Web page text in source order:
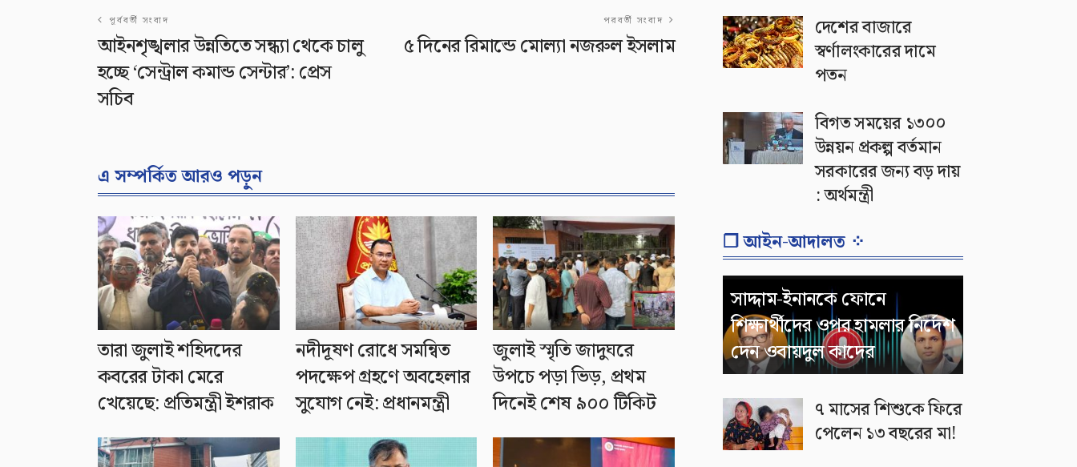
পূর্ববর্তী সংবাদ
আইনশৃঙ্খলার উন্নতিতে সন্ধ্যা থেকে চালু
হচ্ছে ‘সেন্ট্রাল কমান্ড সেন্টার’: প্রেস
সচিব
পরবর্তী সংবাদ
৫ দিনের রিমান্ডে মোল্যা নজরুল ইসলাম
এ সম্পর্কিত আরও পড়ুন
তারা জুলাই শহিদদের
কবরের টাকা মেরে
খেয়েছে: প্রতিমন্ত্রী ইশরাক
নদীদূষণ রোধে সমন্বিত
পদক্ষেপ গ্রহণে অবহেলার
সুযোগ নেই: প্রধানমন্ত্রী
জুলাই স্মৃতি জাদুঘরে
উপচে পড়া ভিড়, প্রথম
দিনেই শেষ ৯০০ টিকিট
দেশের বাজারে
স্বর্ণালংকারের দামে
পতন
বিগত সময়ের ১৩০০
উন্নয়ন প্রকল্প বর্তমান
সরকারের জন্য বড় দায়
: অর্থমন্ত্রী
❐ আইন-আদালত ⁘
সাদ্দাম-ইনানকে ফোনে
শিক্ষার্থীদের ওপর হামলার নির্দেশ
দেন ওবায়দুল কাদের
৭ মাসের শিশুকে ফিরে
পেলেন ১৩ বছরের মা!